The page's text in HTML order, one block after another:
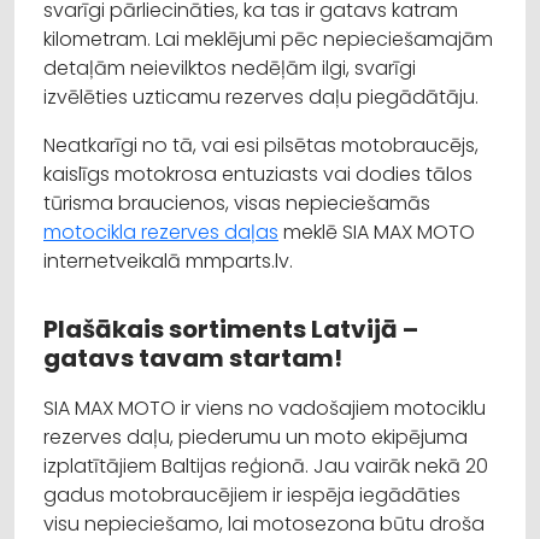
svarīgi pārliecināties, ka tas ir gatavs katram
kilometram. Lai meklējumi pēc nepieciešamajām
detaļām neievilktos nedēļām ilgi, svarīgi
izvēlēties uzticamu rezerves daļu piegādātāju.
Neatkarīgi no tā, vai esi pilsētas motobraucējs,
kaislīgs motokrosa entuziasts vai dodies tālos
tūrisma braucienos, visas nepieciešamās
motocikla rezerves daļas meklē SIA MAX MOTO
internetveikalā mmparts.lv.
Plašākais sortiments Latvijā –
gatavs tavam startam!
SIA MAX MOTO ir viens no vadošajiem motociklu
rezerves daļu, piederumu un moto ekipējuma
izplatītājiem Baltijas reģionā. Jau vairāk nekā 20
gadus motobraucējiem ir iespēja iegādāties
visu nepieciešamo, lai motosezona būtu droša